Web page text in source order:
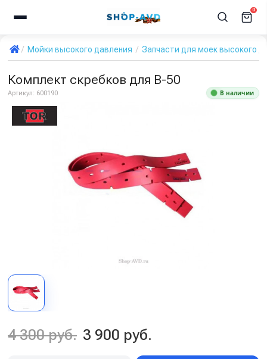
0
Мойки высокого давления Запчасти для моек высокого
Комплект скребков для B-50
Артикул: 600190 В наличии
4 300 руб. 3 900 руб.